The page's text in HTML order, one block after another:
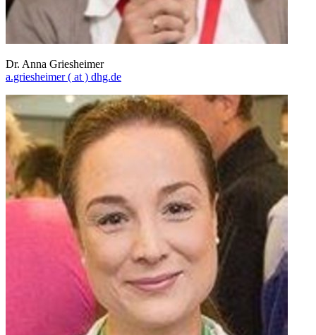
Dr. Anna Griesheimer
a.griesheimer( at ) dhg.de